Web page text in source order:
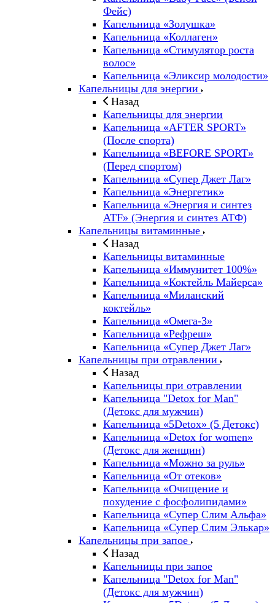
Фейс)
Капельница «Золушка»
Капельница «Коллаген»
Капельница «Стимулятор роста
волос»
Капельница «Эликсир молодости»
Капельницы для энергии
Назад
Капельницы для энергии
Капельница «AFTER SPORT»
(После спорта)
Капельница «BEFORE SPORT»
(Перед спортом)
Капельница «Супер Джет Лаг»
Капельница «Энергетик»
Капельница «Энергия и синтез
ATF» (Энергия и синтез АТФ)
Капельницы витаминные
Назад
Капельницы витаминные
Капельница «Иммунитет 100%»
Капельница «Коктейль Майерса»
Капельница «Миланский
коктейль»
Капельница «Омега-3»
Капельница «Рефреш»
Капельница «Супер Джет Лаг»
Капельницы при отравлении
Назад
Капельницы при отравлении
Капельница "Detox for Man"
(Детокс для мужчин)
Капельница «5Detox» (5 Детокс)
Капельница «Detox for women»
(Детокс для женщин)
Капельница «Можно за руль»
Капельница «От отеков»
Капельница «Очищение и
похудение с фосфолипидами»
Капельница «Супер Слим Альфа»
Капельница «Супер Слим Элькар»
Капельницы при запое
Назад
Капельницы при запое
Капельница "Detox for Man"
(Детокс для мужчин)